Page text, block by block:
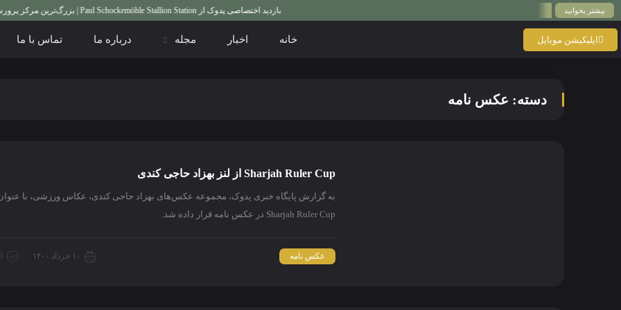
بیشتر بخوانید بازدید اختصاصی پدوک از Paul Schockemöhle Stallion Station | بزرگ‌ترین مرکز پرورش اسب آلمان
اپلیکیشن موبایل خانه اخبار مجله درباره ما تماس با ما
دسته: عکس نامه
Sharjah Ruler Cup از لنز بهزاد حاجی کندی
به گزارش پایگاه خبری پدوک، مجموعه عکس‌های بهزاد حاجی کندی، عکاس ورزشی، با
Sharjah Ruler Cup در عکس نامه قرار داده شد.
عکس نامه ۱۰ خرداد ۱۴۰۰ 0